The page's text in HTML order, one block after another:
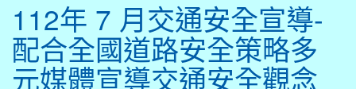
112年 7 月交通安全宣導-
配合全國道路安全策略多
元媒體宣導交通安全觀念